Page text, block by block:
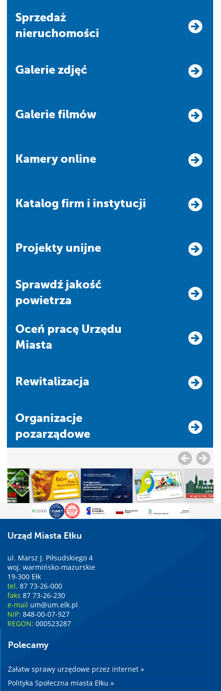
Sprzedaż
nieruchomości
Galerie zdjęć
Galerie filmów
Kamery online
Katalog firm i instytucji
Projekty unijne
Sprawdź jakość
powietrza
Oceń pracę Urzędu
Miasta
Rewitalizacja
Organizacje
pozarządowe
Urząd Miasta Ełku
ul. Marsz J. Piłsudskiego 4
woj. warmińsko-mazurskie
19-300 Ełk
tel. 87 73-26-000
faks 87 73-26-230
e-mail um@um.elk.pl
NIP: 848-00-07-927
REGON: 000523287
Polecamy
Załatw sprawy urzędowe przez internet »
Polityka Społeczna miasta Ełku »